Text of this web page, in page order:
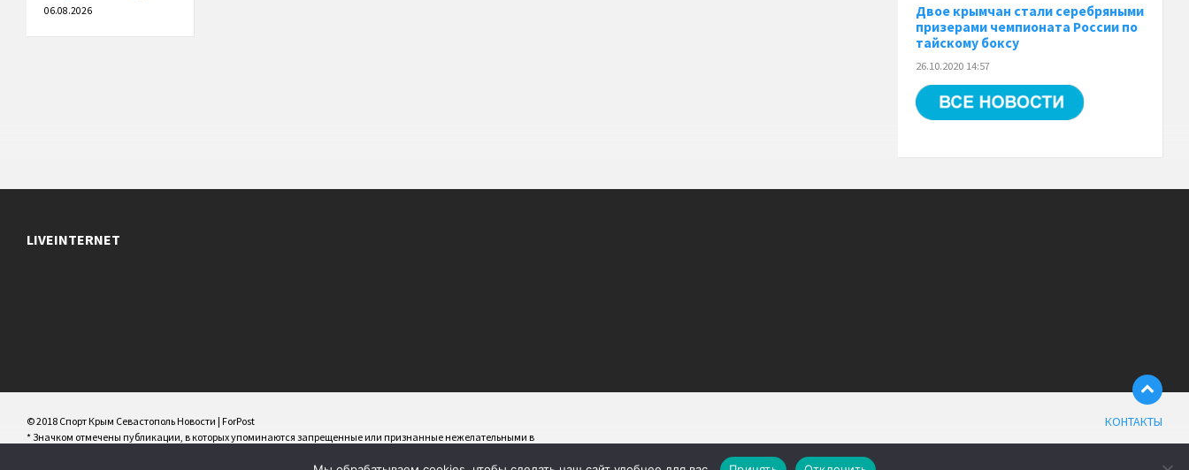
06.08.2026
Двое крымчан стали серебряными
призерами чемпионата России по
тайскому боксу
26.10.2020 14:57
LIVEINTERNET
КОНТАКТЫ
© 2018 Спорт Крым Севастополь Новости | ForPost
* Значком отмечены публикации, в которых упоминаются запрещенные или признанные нежелательными в